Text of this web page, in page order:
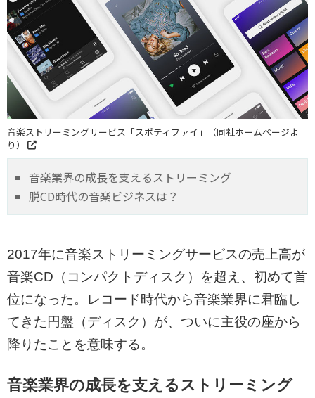
音楽ストリーミングサービス「スポティファイ」（同社ホームページよ
り）
音楽業界の成長を支えるストリーミング
脱CD時代の音楽ビジネスは？
2017年に音楽ストリーミングサービスの売上高が
音楽CD（コンパクトディスク）を超え、初めて首
位になった。レコード時代から音楽業界に君臨し
てきた円盤（ディスク）が、ついに主役の座から
降りたことを意味する。
音楽業界の成長を支えるストリーミング